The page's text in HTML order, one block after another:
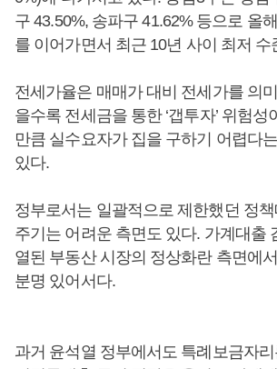
구 43.50%, 송파구 41.62% 등으로 올
를 이어가면서 최근 10년 사이 최저
전세가율은 매매가 대비 전세가를 의
을수록 전세금을 통한 ‘갭투자’ 위험
만큼 실수요자가 집을 구하기 어렵다
있다.
정부로서는 일괄적으로 제한했던 정
주기는 어려운 측면도 있다. 가계대출
열된 부동산 시장의 정상화란 측면에
분명 있어서다.
과거 윤석열 정부에서도 특례보금자리